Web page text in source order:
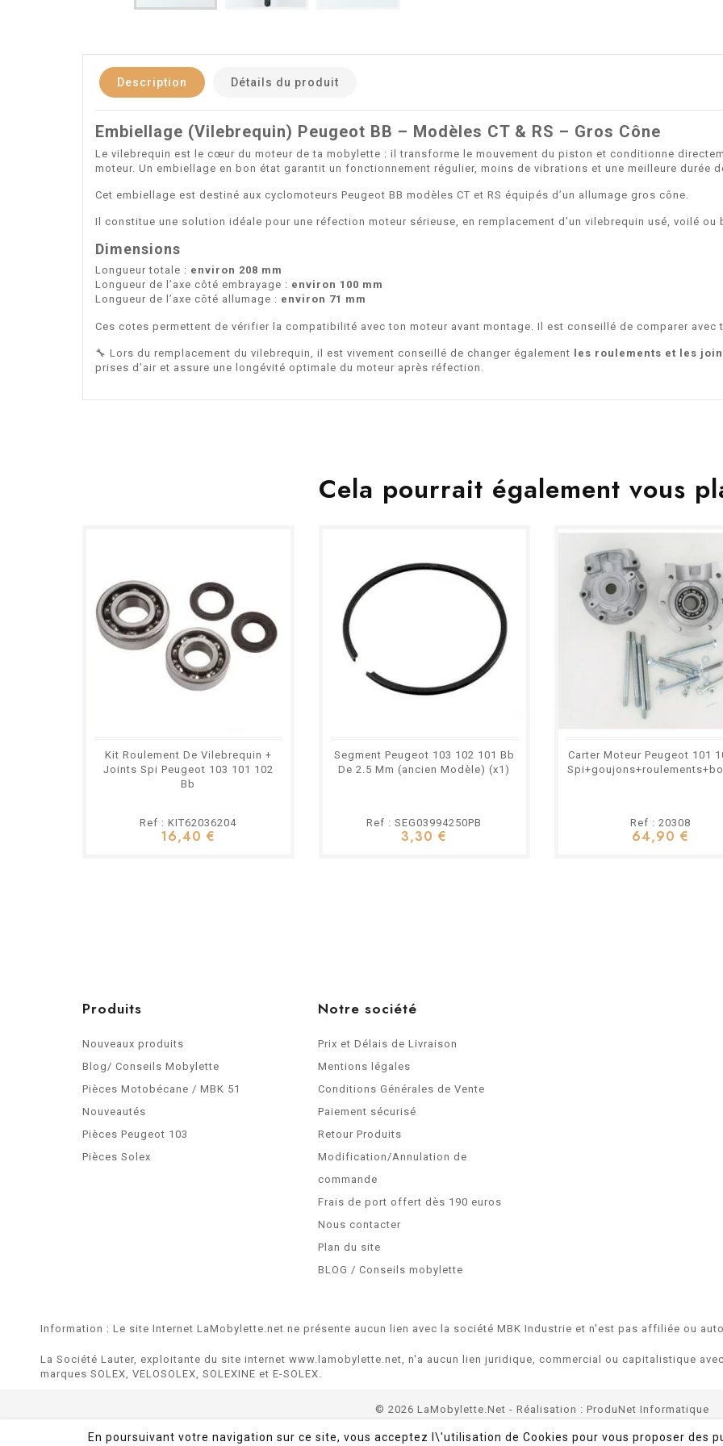
Description Détails du produit
Embiellage (Vilebrequin) Peugeot BB – Modèles CT & RS – Gros Cône
Le vilebrequin est le cœur du moteur de ta mobylette : il transforme le mouvement du piston et conditionne
moteur. Un embiellage en bon état garantit un fonctionnement régulier, moins de vibrations et une meilleure durée
Cet embiellage est destiné aux cyclomoteurs Peugeot BB modèles CT et RS équipés d’un allumage gros cône.
Il constitue une solution idéale pour une réfection moteur sérieuse, en remplacement d’un vilebrequin usé, voilé ou
Dimensions
Longueur totale : environ 208 mm
Longueur de l’axe côté embrayage : environ 100 mm
Longueur de l’axe côté allumage : environ 71 mm
Ces cotes permettent de vérifier la compatibilité avec ton moteur avant montage. Il est conseillé de comparer avec
🔧 Lors du remplacement du vilebrequin, il est vivement conseillé de changer également
les roulements et les
prises d’air et assure une longévité optimale du moteur après réfection.
Cela pourrait également vous
Kit Roulement De Vilebrequin +
Joints Spi Peugeot 103 101 102
Bb
Ref : KIT62036204
16,40 €
Segment Peugeot 103 102 101 Bb
De 2.5 Mm (ancien Modèle) (x1)
Ref : SEG03994250PB
3,30 €
Carter Moteur Peugeot 101
Ref : 20308
64,90 €
Produits
Nouveaux produits
Blog/ Conseils Mobylette
Pièces Motobécane / MBK 51
Nouveautés
Pièces Peugeot 103
Pièces Solex
Notre société
Prix et Délais de Livraison
Mentions légales
Conditions Générales de Vente
Paiement sécurisé
Retour Produits
Modification/Annulation de
commande
Frais de port offert dès 190 euros
Nous contacter
Plan du site
BLOG / Conseils mobylette
Information : Le site Internet LaMobylette.net ne présente aucun lien avec la société MBK Industrie et n'est pas affiliée ou
La Société Lauter, exploitante du site internet www.lamobylette.net, n'a aucun lien juridique, commercial ou capitalistique
marques SOLEX, VELOSOLEX, SOLEXINE et E-SOLEX.
© 2026 LaMobylette.Net - Réalisation : ProduNet Informatique
En poursuivant votre navigation sur ce site, vous acceptez l\'utilisation de Cookies pour vous proposer des